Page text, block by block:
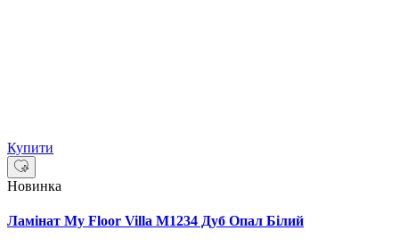
Купити
Новинка
Ламінат My Floor Villa M1234 Дуб Опал Білий